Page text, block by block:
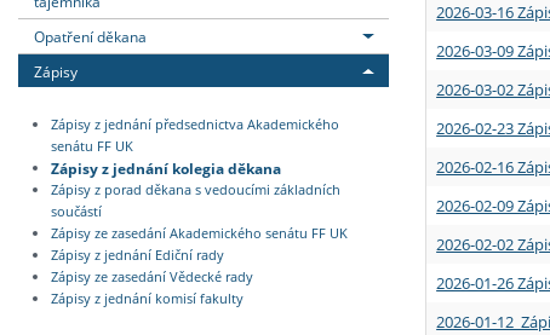
Opatření děkana
Zápisy
Zápisy z jednání předsednictva Akademického
senátu FF UK
Zápisy z jednání kolegia děkana
Zápisy z porad děkana s vedoucími základních
součástí
Zápisy ze zasedání Akademického senátu FF UK
Zápisy z jednání Ediční rady
Zápisy ze zasedání Vědecké rady
Zápisy z jednání komisí fakulty
2026-03-16
2026-03-09
2026-03-02
2026-02-23
2026-02-16
2026-02-09
2026-02-02
2026-01-26
2026-01-12